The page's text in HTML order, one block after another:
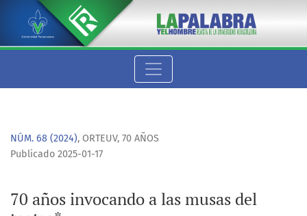
70 años invocando a las musas del teatro*
NÚM. 68 (2024), ORTEUV, 70 AÑOS
70 años invocando a las musas del
Publicado 2025-01-17